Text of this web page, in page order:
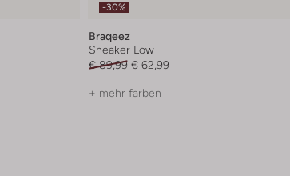
-30%
Braqeez
Sneaker Low
€ 89,99 € 62,99
+ mehr farben